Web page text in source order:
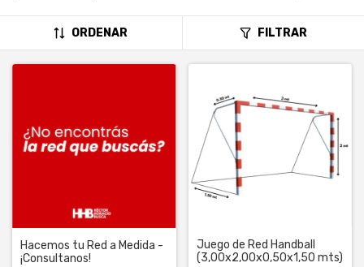
ORDENAR FILTRAR
Hacemos tu Red a Medida -
¡Consultanos!
Juego de Red Handball
(3,00x2,00x0,50x1,50 mts)